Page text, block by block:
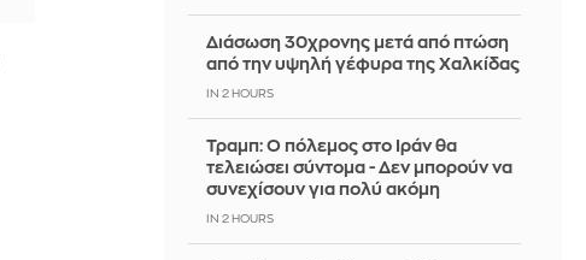
Διάσωση 30χρονης μετά από πτώση
από την υψηλή γέφυρα της Χαλκίδας
IN 2 HOURS
Τραμπ: Ο πόλεμος στο Ιράν θα
τελειώσει σύντομα - Δεν μπορούν να
συνεχίσουν για πολύ ακόμη
IN 2 HOURS